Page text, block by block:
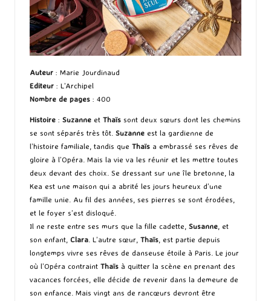
Auteur : Marie Jourdinaud
Editeur : L’Archipel
Nombre de pages : 400
Histoire : Suzanne et Thaïs sont deux sœurs dont les chemins
se sont séparés très tôt. Suzanne est la gardienne de
l’histoire familiale, tandis que Thaïs a embrassé ses rêves de
gloire à l’Opéra. Mais la vie va les réunir et les mettre toutes
deux devant des choix. Se dressant sur une île bretonne, la
Kea est une maison qui a abrité les jours heureux d’une
famille unie. Au fil des années, ses pierres se sont érodées,
et le foyer s’est disloqué.
Il ne reste entre ses murs que la fille cadette, Susanne, et
son enfant, Clara. L’autre sœur, Thaïs, est partie depuis
longtemps vivre ses rêves de danseuse étoile à Paris. Le jour
où l’Opéra contraint Thaïs à quitter la scène en prenant des
vacances forcées, elle décide de revenir dans la demeure de
son enfance. Mais vingt ans de rancœurs devront être